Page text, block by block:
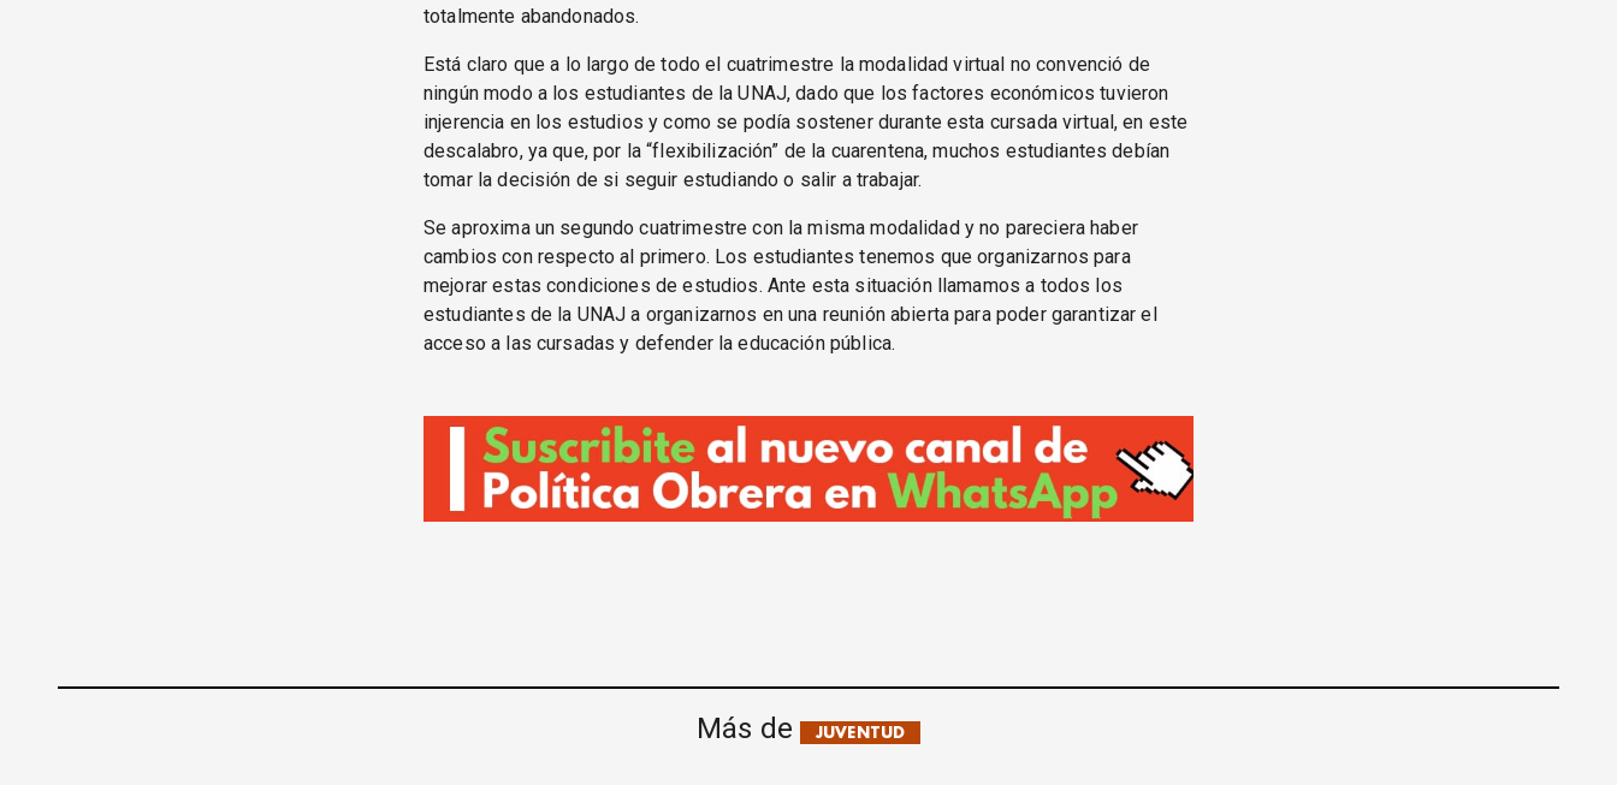
totalmente abandonados.
Está claro que a lo largo de todo el cuatrimestre la modalidad virtual no convenció de
ningún modo a los estudiantes de la UNAJ, dado que los factores económicos tuvieron
injerencia en los estudios y como se podía sostener durante esta cursada virtual, en este
descalabro, ya que, por la “flexibilización” de la cuarentena, muchos estudiantes debían
tomar la decisión de si seguir estudiando o salir a trabajar.
Se aproxima un segundo cuatrimestre con la misma modalidad y no pareciera haber
cambios con respecto al primero. Los estudiantes tenemos que organizarnos para
mejorar estas condiciones de estudios. Ante esta situación llamamos a todos los
estudiantes de la UNAJ a organizarnos en una reunión abierta para poder garantizar el
acceso a las cursadas y defender la educación pública.
Más de JUVENTUD